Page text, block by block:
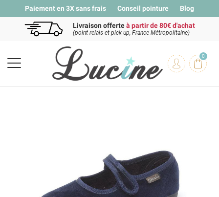
Paiement en 3X sans frais Conseil pointure Blog
Livraison offerteà partir de 80€ d'achat
(point relais et pick up, France Métropolitaine)
0